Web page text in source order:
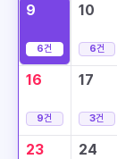
9
6건
10
6건
16
9건
17
3건
23 24